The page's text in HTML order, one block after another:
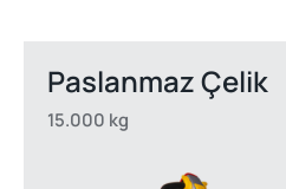
Paslanmaz Çelik
15.000 kg